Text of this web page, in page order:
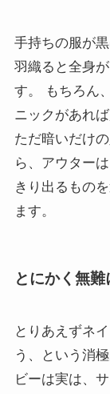
手持ちの服が
羽織ると全身
す。 もちろん
ニックがあれ
ただ暗いだけ
ら、アウター
きり出るもの
ます。
とにかく無
とりあえずネ
う、という消
ビーは実は、